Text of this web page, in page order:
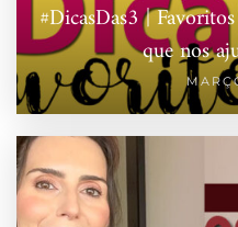
#DicasDas3 |
que nos